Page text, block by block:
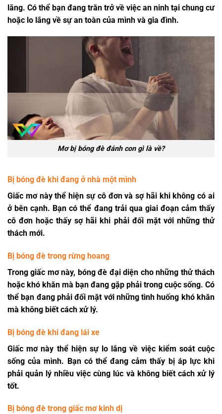
lắng. Có thể bạn đang trăn trở về việc an ninh tại chung cư
hoặc lo lắng về sự an toàn của mình và gia đình.
Mơ bị bóng đè đánh con gì là về?
Bị bóng đè khi đang ở nhà một mình
Giấc mơ này thể hiện sự cô đơn và sợ hãi khi không có ai
ở bên cạnh. Bạn có thể đang trải qua giai đoạn cảm thấy
cô đơn hoặc thấy sợ hãi khi phải đối mặt với những thử
thách mới.
Bị bóng đè trong rừng hoang
Trong giấc mơ này, bóng đè đại diện cho những thử thách
hoặc khó khăn mà bạn đang gặp phải trong cuộc sống. Có
thể bạn đang phải đối mặt với những tình huống khó khăn
mà không biết cách xử lý.
Bị bóng đè khi đang lái xe
Giấc mơ này thể hiện sự lo lắng về việc kiểm soát cuộc
sống của mình. Bạn có thể đang cảm thấy bị áp lực khi
phải quản lý nhiều việc cùng lúc và không biết cách xử lý
tốt.
Bị bóng đè trong giấc mơ kinh dị